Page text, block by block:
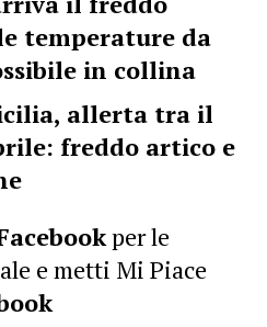
temperature da
in collina
allerta tra il
freddo artico e
per le
e metti Mi Piace